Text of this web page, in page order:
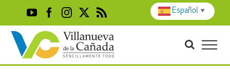
content
YouTubeFacebook
Instagram
X Rss
Español ▼